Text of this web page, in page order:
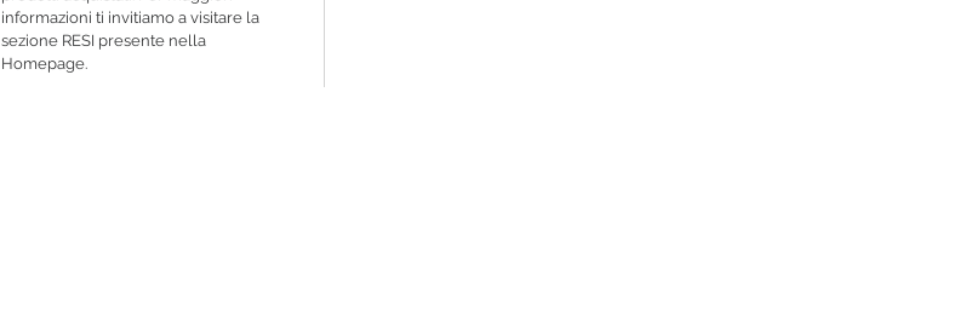
informazioni ti invitiamo a visitare la
sezione RESI presente nella
Homepage.